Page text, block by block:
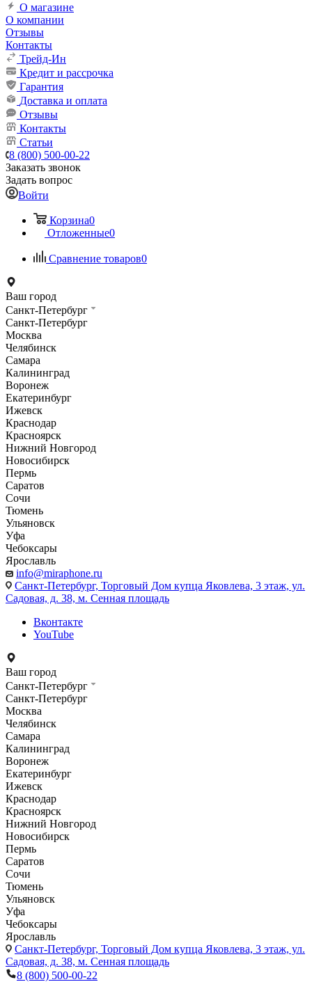
О магазине
О компании
Отзывы
Контакты
Трейд-Ин
Кредит и рассрочка
Гарантия
Доставка и оплата
Отзывы
Контакты
Статьи
8 (800) 500-00-22
Заказать звонок
Задать вопрос
Войти
Корзина0
Отложенные0
Сравнение товаров0
Ваш город
Санкт-Петербург
Санкт-Петербург
Москва
Челябинск
Самара
Калининград
Воронеж
Екатеринбург
Ижевск
Краснодар
Красноярск
Нижний Новгород
Новосибирск
Пермь
Саратов
Сочи
Тюмень
Ульяновск
Уфа
Чебоксары
Ярославль
info@miraphone.ru
Санкт-Петербург, Торговый Дом купца Яковлева, 3 этаж, ул.
Садовая, д. 38, м. Сенная площадь
Вконтакте
YouTube
Ваш город
Санкт-Петербург
Санкт-Петербург
Москва
Челябинск
Самара
Калининград
Воронеж
Екатеринбург
Ижевск
Краснодар
Красноярск
Нижний Новгород
Новосибирск
Пермь
Саратов
Сочи
Тюмень
Ульяновск
Уфа
Чебоксары
Ярославль
Санкт-Петербург, Торговый Дом купца Яковлева, 3 этаж, ул.
Садовая, д. 38, м. Сенная площадь
8 (800) 500-00-22